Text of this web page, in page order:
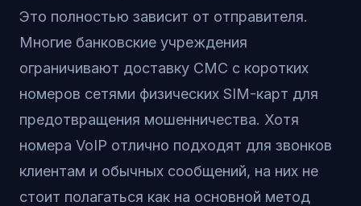
Это полностью зависит от отправителя.
Многие банковские учреждения
ограничивают доставку СМС с коротких
номеров сетями физических SIM-карт для
предотвращения мошенничества. Хотя
номера VoIP отлично подходят для звонков
клиентам и обычных сообщений, на них не
стоит полагаться как на основной метод